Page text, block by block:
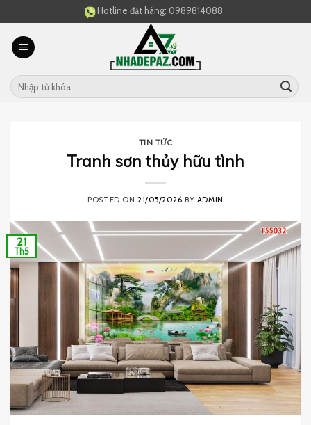
to
content
Hotline đặt hàng: 0989814088
TIN TỨC
Tranh sơn thủy hữu tình
POSTED ON 21/05/2026 BY ADMIN
21
Th5